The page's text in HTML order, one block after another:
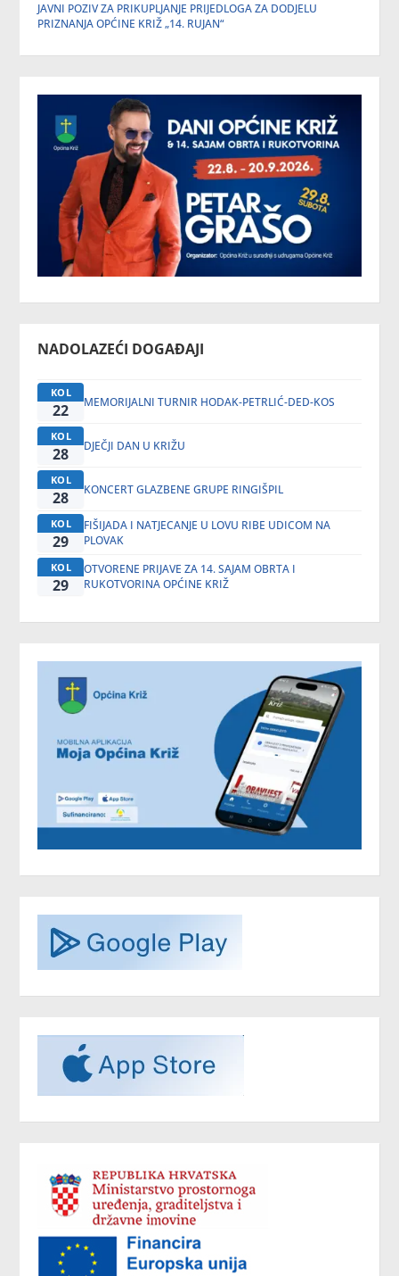
JAVNI POZIV ZA PRIKUPLJANJE PRIJEDLOGA ZA DODJELU
PRIZNANJA OPĆINE KRIŽ „14. RUJAN“
NADOLAZEĆI DOGAĐAJI
KOL
22 MEMORIJALNI TURNIR HODAK-PETRLIĆ-DED-KOS
KOL
28 DJEČJI DAN U KRIŽU
KOL
28 KONCERT GLAZBENE GRUPE RINGIŠPIL
KOL
29
FIŠIJADA I NATJECANJE U LOVU RIBE UDICOM NA
PLOVAK
KOL
29
OTVORENE PRIJAVE ZA 14. SAJAM OBRTA I
RUKOTVORINA OPĆINE KRIŽ